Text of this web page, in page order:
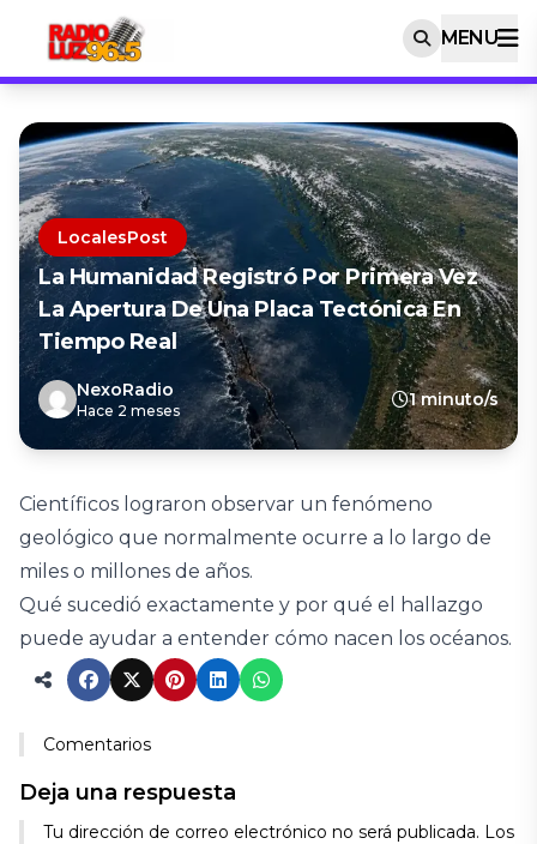
MENU
LocalesPost
La Humanidad Registró Por Primera Vez
La Apertura De Una Placa Tectónica En
Tiempo Real
NexoRadio
Hace 2 meses
1 minuto/s
Científicos lograron observar un fenómeno
geológico que normalmente ocurre a lo largo de
miles o millones de años.
Qué sucedió exactamente y por qué el hallazgo
puede ayudar a entender cómo nacen los océanos.
Comentarios
Deja una respuesta
Tu dirección de correo electrónico no será publicada. Los